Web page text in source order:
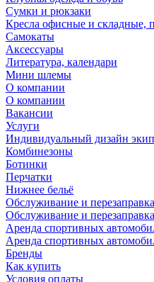
Сумки и рюкзаки
Кресла офисные и складные,
Самокаты
Аксессуары
Литература, календари
Мини шлемы
О компании
О компании
Вакансии
Услуги
Индивидуальный дизайн
Комбинезоны
Ботинки
Перчатки
Нижнее бельё
Обслуживание и
Обслуживание и
Аренда спортивных
Аренда спортивных
Бренды
Как купить
Условия оплаты